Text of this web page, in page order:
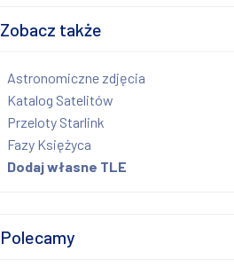
Zobacz także
Astronomiczne zdjęcia
Katalog Satelitów
Przeloty Starlink
Fazy Księżyca
Dodaj własne TLE
Polecamy